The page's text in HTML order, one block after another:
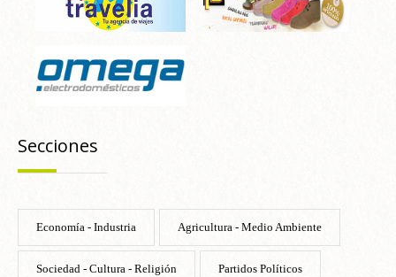
Secciones
Economía - Industria Agricultura - Medio Ambiente
Sociedad - Cultura - Religión Partidos Políticos